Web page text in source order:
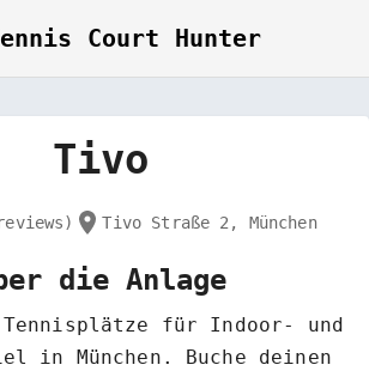
Court Hunter
Tivo
Tivo Straße 2 , München
die Anlage
für Indoor- und
in München. Buche deinen